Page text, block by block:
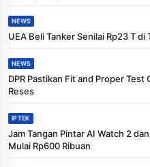
NEWS
UEA Beli Tanker Senilai Rp23 T
NEWS
DPR Pastikan Fit and Proper
Reses
IPTEK
Jam Tangan Pintar AI Watch 2
Mulai Rp600 Ribuan